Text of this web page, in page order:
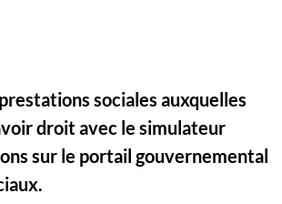
sociales auxquelles
droit avec le simulateur
sur le portail gouvernemental